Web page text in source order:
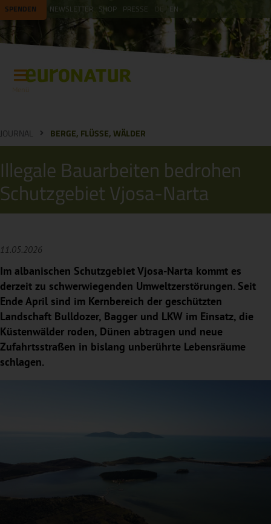
SPENDEN NEWSLETTER SHOP PRESSE EN
JOURNAL BERGE, FLÜSSE, WÄLDER
Illegale Bauarbeiten bedrohen
Schutzgebiet Vjosa-Narta
11.05.2026
Im albanischen Schutzgebiet Vjosa-Narta kommt es
derzeit zu schwerwiegenden Umweltzerstörungen. Seit
Ende April sind im Kernbereich der geschützten
Landschaft Bulldozer, Bagger und LKW im Einsatz, die
Küstenwälder roden, Dünen abtragen und neue
Zufahrtsstraßen in bislang unberührte Lebensräume
schlagen.